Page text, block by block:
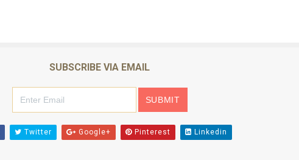
SUBSCRIBE VIA EMAIL
Twitter Google+ Pinterest Linkedin